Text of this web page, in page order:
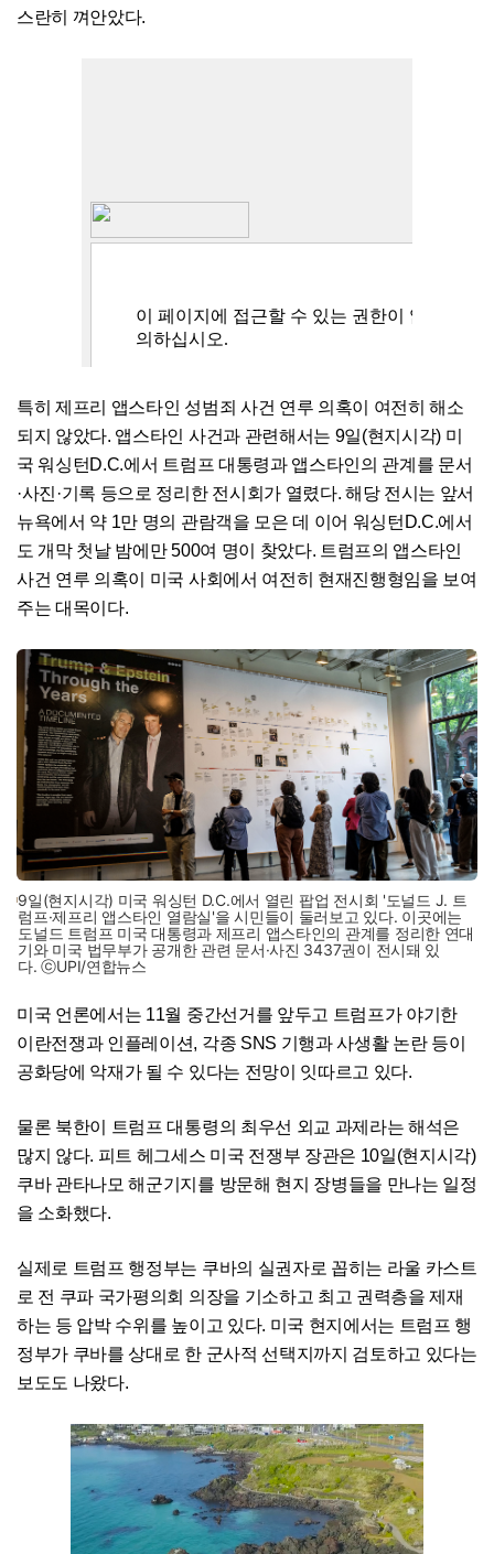
스란히 껴안았다.
특히 제프리 앱스타인 성범죄 사건 연루 의혹이 여전히 해소
되지 않았다. 앱스타인 사건과 관련해서는 9일(현지시각) 미
국 워싱턴D.C.에서 트럼프 대통령과 앱스타인의 관계를 문서
·사진·기록 등으로 정리한 전시회가 열렸다. 해당 전시는 앞서
뉴욕에서 약 1만 명의 관람객을 모은 데 이어 워싱턴D.C.에서
도 개막 첫날 밤에만 500여 명이 찾았다. 트럼프의 앱스타인
사건 연루 의혹이 미국 사회에서 여전히 현재진행형임을 보여
주는 대목이다.
9일(현지시각) 미국 워싱턴 D.C.에서 열린 팝업 전시회 '도널드 J. 트
럼프·제프리 앱스타인 열람실'을 시민들이 둘러보고 있다. 이곳에는
도널드 트럼프 미국 대통령과 제프리 앱스타인의 관계를 정리한 연대
기와 미국 법무부가 공개한 관련 문서·사진 3437권이 전시돼 있
다. ⓒUPI/연합뉴스
미국 언론에서는 11월 중간선거를 앞두고 트럼프가 야기한
이란전쟁과 인플레이션, 각종 SNS 기행과 사생활 논란 등이
공화당에 악재가 될 수 있다는 전망이 잇따르고 있다.
물론 북한이 트럼프 대통령의 최우선 외교 과제라는 해석은
많지 않다. 피트 헤그세스 미국 전쟁부 장관은 10일(현지시각)
쿠바 관타나모 해군기지를 방문해 현지 장병들을 만나는 일정
을 소화했다.
실제로 트럼프 행정부는 쿠바의 실권자로 꼽히는 라울 카스트
로 전 쿠파 국가평의회 의장을 기소하고 최고 권력층을 제재
하는 등 압박 수위를 높이고 있다. 미국 현지에서는 트럼프 행
정부가 쿠바를 상대로 한 군사적 선택지까지 검토하고 있다는
보도도 나왔다.